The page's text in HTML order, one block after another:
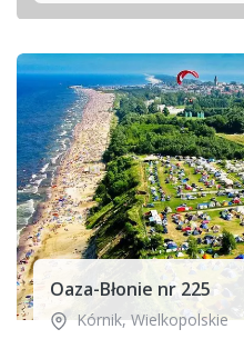
Oaza-Błonie nr 225
Kórnik,Wielkopolskie